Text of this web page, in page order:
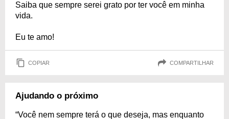
Saiba que sempre serei grato por ter você em minha
vida.
Eu te amo!
COPIAR COMPARTILHAR
Ajudando o próximo
“Você nem sempre terá o que deseja, mas enquanto